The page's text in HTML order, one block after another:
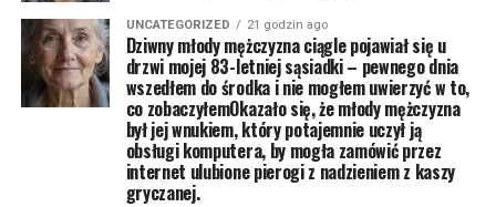
UNCATEGORIZED 21 godzin ago
Dziwny młody mężczyzna ciągle pojawiał się u
drzwi mojej 83-letniej sąsiadki – pewnego dnia
wszedłem do środka i nie mogłem uwierzyć w to,
co zobaczyłemOkazało się, że młody mężczyzna
był jej wnukiem, który potajemnie uczył ją
obsługi komputera, by mogła zamówić przez
internet ulubione pierogi z nadzieniem z kaszy
gryczanej.